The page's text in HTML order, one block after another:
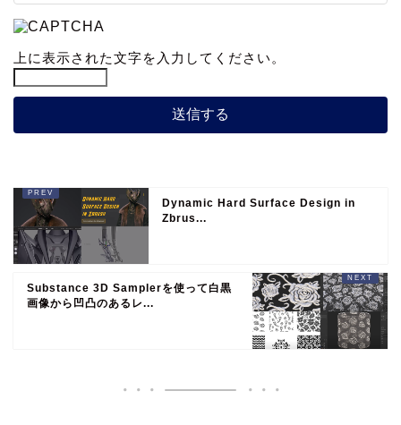
上に表示された文字を入力してください。
Dynamic Hard Surface Design in
Zbrus...
Substance 3D Samplerを使って白黒
画像から凹凸のあるレ...